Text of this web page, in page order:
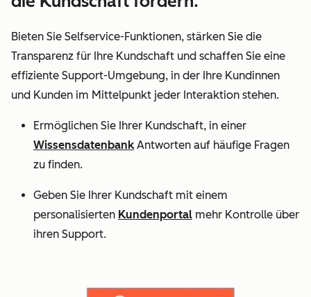
Bieten Sie Selfservice-Funktionen, stärken Sie die
Transparenz für Ihre Kundschaft und schaffen Sie eine
effiziente Support-Umgebung, in der Ihre Kundinnen
und Kunden im Mittelpunkt jeder Interaktion stehen.
Ermöglichen Sie Ihrer Kundschaft, in einer
WissensdatenbankAntworten auf häufige Fragen
zu finden.
Geben Sie Ihrer Kundschaft mit einem
personalisierten Kundenportal mehr Kontrolle über
ihren Support.